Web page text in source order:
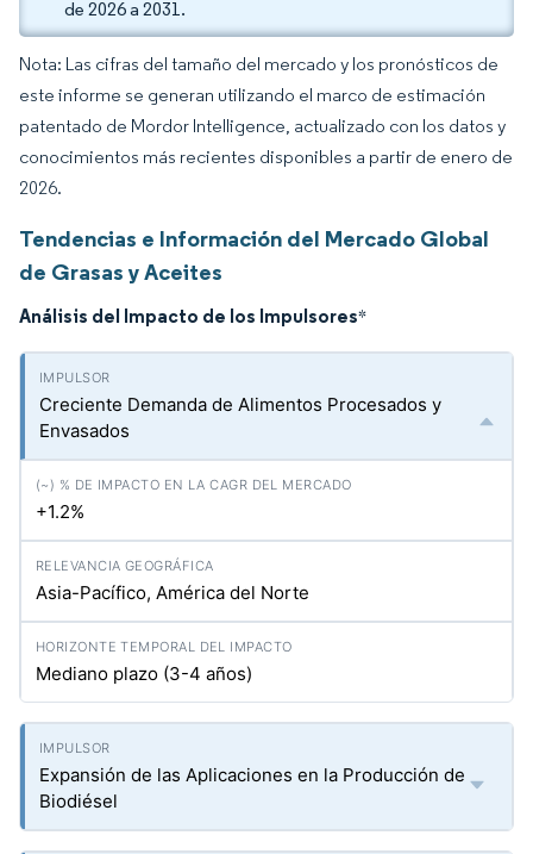
de 2026 a 2031.
Nota: Las cifras del tamaño del mercado y los pronósticos de
este informe se generan utilizando el marco de estimación
patentado de Mordor Intelligence, actualizado con los datos y
conocimientos más recientes disponibles a partir de enero de
2026.
Tendencias e Información del Mercado Global
de Grasas y Aceites
Análisis del Impacto de los Impulsores*
Creciente Demanda de Alimentos Procesados y
Envasados
+1.2%
Asia-Pacífico, América del Norte
Mediano plazo (3-4 años)
Expansión de las Aplicaciones en la Producción de
Biodiésel